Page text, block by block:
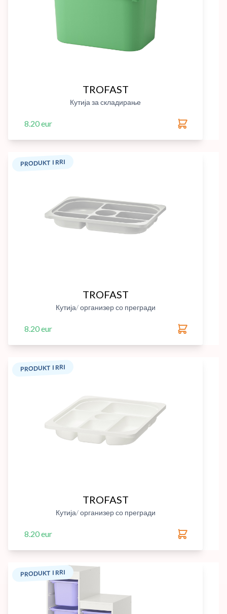
TROFAST
Кутија за складирање
8.20 eur
PRODUKT I RRI
TROFAST
Кутија/ организер со прегради
8.20 eur
PRODUKT I RRI
TROFAST
Кутија/ организер со прегради
8.20 eur
PRODUKT I RRI